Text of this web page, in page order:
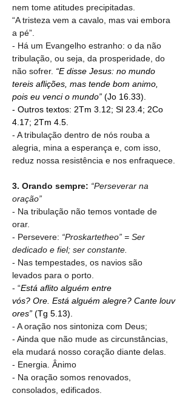
nem tome atitudes precipitadas.
“A tristeza vem a cavalo, mas vai embora
a pé”.
- Há um Evangelho estranho: o da não
tribulação, ou seja, da prosperidade, do
não sofrer. “E disse Jesus: no mundo
tereis aflições, mas tende bom animo,
pois eu venci o mundo” (Jo 16.33).
- Outros textos: 2Tm 3.12; Sl 23.4; 2Co
4.17; 2Tm 4.5.
- A tribulação dentro de nós rouba a
alegria, mina a esperança e, com isso,
reduz nossa resistência e nos enfraquece.
3. Orando sempre: “Perseverar na
oração”
- Na tribulação não temos vontade de
orar.
- Persevere: “Proskartetheo” = Ser
dedicado e fiel; ser constante.
- Nas tempestades, os navios são
levados para o porto.
- “Está aflito alguém entre
vós? Ore. Está alguém alegre? Cante louv
ores” (Tg 5.13).
- A oração nos sintoniza com Deus;
- Ainda que não mude as circunstâncias,
ela mudará nosso coração diante delas.
- Energia. Ânimo
- Na oração somos renovados,
consolados, edificados.